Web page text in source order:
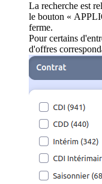
La recherche est
le bouton «
ferme.
Pour certains
d'offres